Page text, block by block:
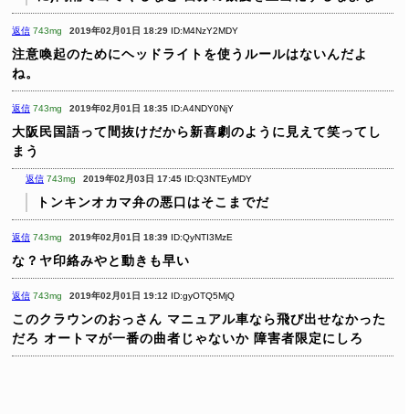
返信 743mg 2019年02月01日 18:29 ID:M4NzY2MDY
注意喚起のためにヘッドライトを使うルールはないんだよ
ね。
返信 743mg 2019年02月01日 18:35 ID:A4NDY0NjY
大阪民国語って間抜けだから新喜劇のように見えて笑ってし
まう
返信 743mg 2019年02月03日 17:45 ID:Q3NTEyMDY
トンキンオカマ弁の悪口はそこまでだ
返信 743mg 2019年02月01日 18:39 ID:QyNTI3MzE
な？ヤ印絡みやと動きも早い
返信 743mg 2019年02月01日 19:12 ID:gyOTQ5MjQ
このクラウンのおっさん マニュアル車なら飛び出せなかった
だろ オートマが一番の曲者じゃないか 障害者限定にしろ